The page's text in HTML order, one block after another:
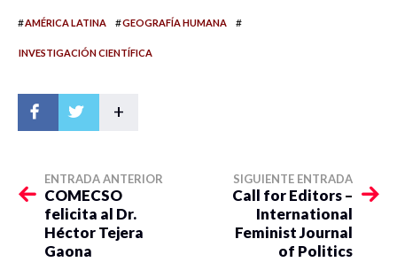
#AMÉRICA LATINA #GEOGRAFÍA HUMANA #
INVESTIGACIÓN CIENTÍFICA
+
ENTRADA ANTERIOR
COMECSO
felicita al Dr.
Héctor Tejera
Gaona
SIGUIENTE ENTRADA
Call for Editors –
International
Feminist Journal
of Politics